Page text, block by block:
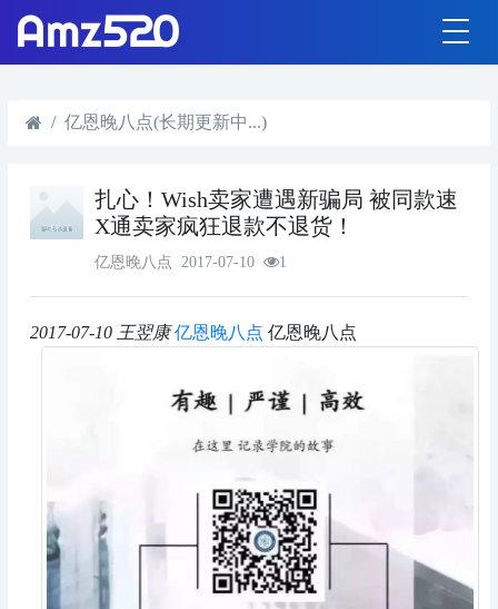
亿恩晚八点(长期更新中...)
扎心！Wish卖家遭遇新骗局 被同款速
X通卖家疯狂退款不退货！
亿恩晚八点 2017-07-10 1
2017-07-10 王翌康 亿恩晚八点 亿恩晚八点